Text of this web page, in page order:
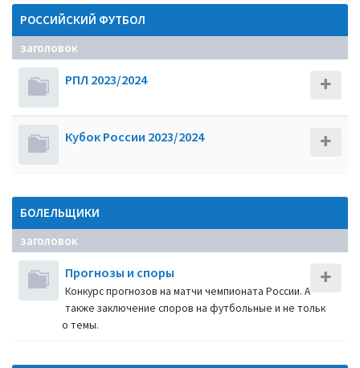
РОССИЙСКИЙ ФУТБОЛ
заголовок
РПЛ 2023/2024
Кубок России 2023/2024
БОЛЕЛЬЩИКИ
заголовок
Прогнозы и споры
Конкурс прогнозов на матчи чемпионата России. А
также заключение споров на футбольные и не тольк
о темы.